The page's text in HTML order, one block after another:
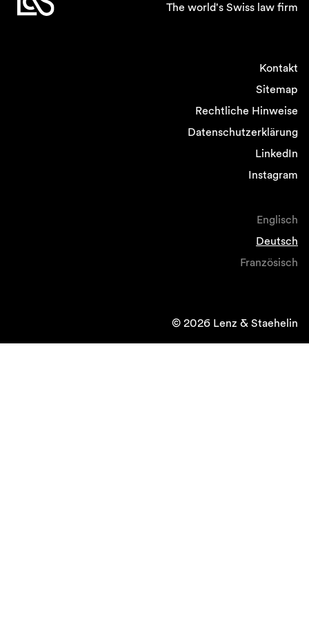
The world's Swiss law firm
Kontakt
Sitemap
Rechtliche Hinweise
Datenschutzerklärung
LinkedIn
Instagram
Englisch
Deutsch
Französisch
© 2026 Lenz & Staehelin